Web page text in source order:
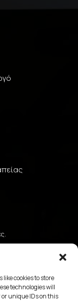
like cookies to store
technologies will
unique IDs on this
αποστολή